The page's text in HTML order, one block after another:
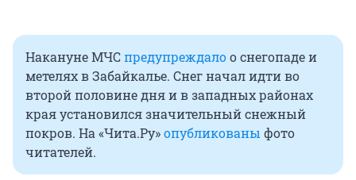
Накануне МЧСпредупреждалоо снегопаде и
метелях в Забайкалье. Снег начал идти во
второй половине дня и в западных районах
края установился значительный снежный
покров. На «Чита.Ру»опубликованы фото
читателей.